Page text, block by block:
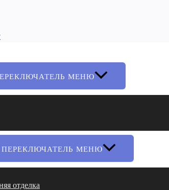
МЕНЮ
ПЕРЕКЛЮЧАТЕЛЬ МЕНЮ
отделка